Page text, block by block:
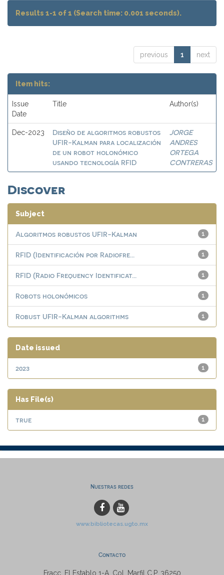
Results 1-1 of 1 (Search time: 0.001 seconds).
previous 1 next
Item hits:
Issue
Date
Title Author(s)
Dec-2023
Diseño de algoritmos robustos
UFIR-Kalman para localización
de un robot holonómico
usando tecnología RFID
JORGE
ANDRES
ORTEGA
CONTRERAS
Discover
Subject
1
Algoritmos robustos UFIR-Kalman
1
RFID (Identificación por Radiofre...
1
RFID (Radio Frequency Identificat...
1
Robots holonómicos
1
Robust UFIR-Kalman algorithms
Date issued
1
2023
Has File(s)
1
true
Nuestras redes
www.bibliotecas.ugto.mx
Contacto
Fracc. El Establo 1-A, Col. Marfil C.P. 36250